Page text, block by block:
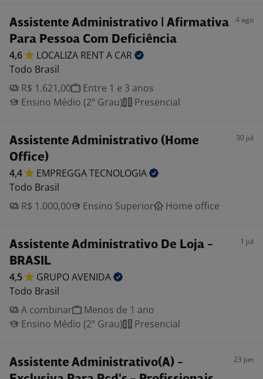
Assistente Administrativo | Afirmativa
Para Pessoa Com Deficiência
4 ago
4,6 LOCALIZA RENT A CAR
Todo Brasil
R$ 1.621,00
Entre 1 e 3 anos
Ensino Médio (2º Grau)
Presencial
Assistente Administrativo (Home
Office)
30 jul
4,4 EMPREGGATECNOLOGIA
Todo Brasil
R$ 1.000,00
Ensino Superior Home office
Assistente Administrativo De Loja -
BRASIL
1 jul
4,5 GRUPOAVENIDA
Todo Brasil
A combinar
Menos de 1 ano
Ensino Médio (2º Grau)
Presencial
Assistente Administrativo(A) -
23 jun